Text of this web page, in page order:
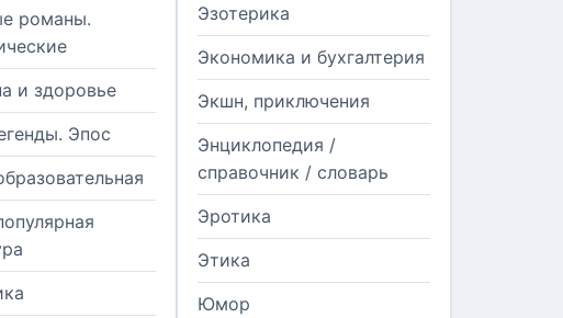
романы.
и здоровье
Эпос
Эзотерика
Экономика и бухгалтерия
Экшн, приключения
Энциклопедия /
справочник / словарь
Эротика
Этика
Юмор